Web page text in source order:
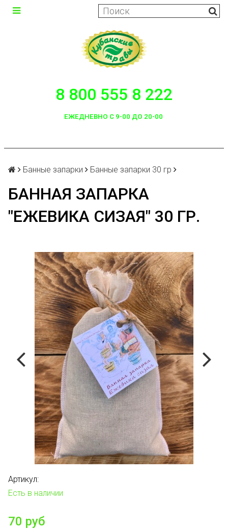
8 800 555 8 222
ЕЖЕДНЕВНО С 9-00 ДО 20-00
Банные запарки Банные запарки 30 гр
БАННАЯ ЗАПАРКА
"ЕЖЕВИКА СИЗАЯ" 30 ГР.
Артикул:
Есть в наличии
70 руб